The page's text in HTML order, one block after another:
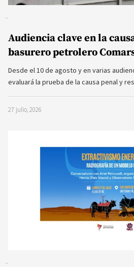
Audiencia clave en la
basurero petrolero
Desde el 10 de agosto y en varias
evaluará la prueba de la causa penal y
27 julio, 2026